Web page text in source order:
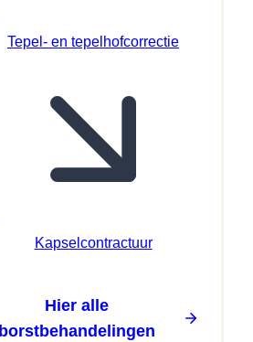
Tepel- en tepelhofcorrectie
Kapselcontractuur
Hier alle
borstbehandelingen